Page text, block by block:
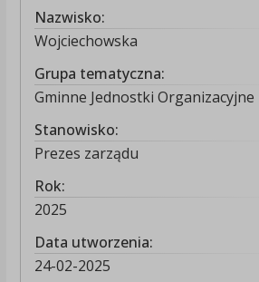
Nazwisko:
Wojciechowska
Grupa tematyczna:
Gminne Jednostki Organizacyjne
Stanowisko:
Prezes zarządu
Rok:
2025
Data utworzenia:
24-02-2025